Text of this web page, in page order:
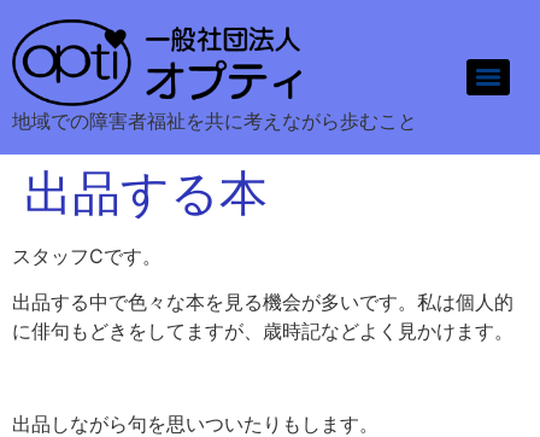
地域での障害者福祉を共に考えながら歩むこと
出品する本
スタッフCです。
出品する中で色々な本を見る機会が多いです。私は個人的
に俳句もどきをしてますが、歳時記などよく見かけます。
出品しながら句を思いついたりもします。